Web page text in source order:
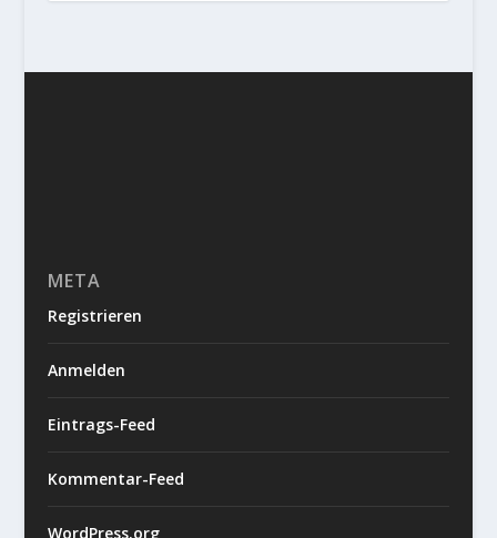
META
Registrieren
Anmelden
Eintrags-Feed
Kommentar-Feed
WordPress.org